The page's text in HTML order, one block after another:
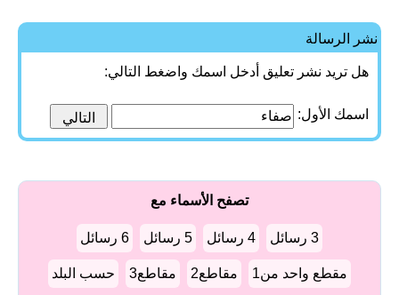
نشر الرسالة
هل تريد نشر تعليق أدخل اسمك واضغط التالي:
اسمك الأول:
تصفح الأسماء مع
3 رسائل 4 رسائل 5 رسائل 6 رسائل
مقطع واحد من1 مقاطع2 مقاطع3 حسب البلد